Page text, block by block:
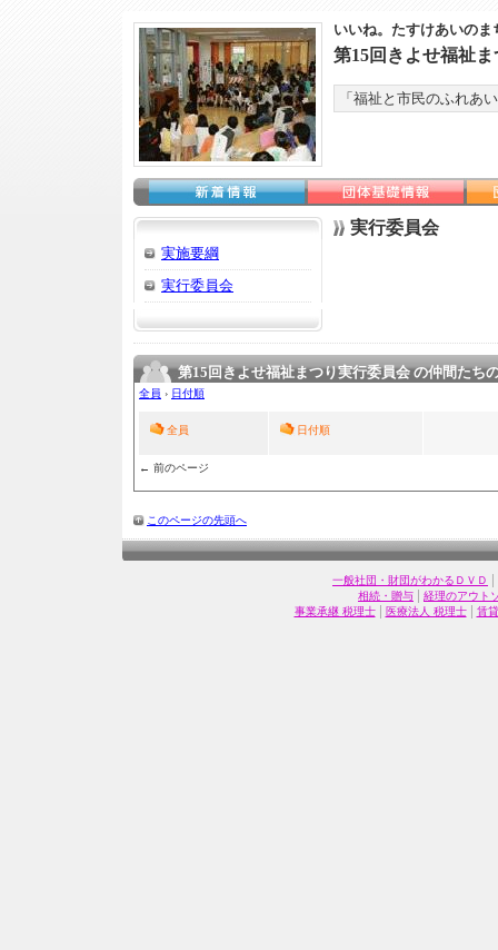
いいね。たすけあいのま
第15回きよせ福祉
「福祉と市民のふれあ
実施要綱
実行委員会
実行委員会
第15回きよせ福祉まつり実行委員会 の仲間たち
全員 › 日付順
全員 日付順
← 前のページ
このページの先頭へ
一般社団・財団がわかるＤＶＤ |
相続・贈与 | 経理のアウト
事業承継 税理士| 医療法人 税理士| 賃